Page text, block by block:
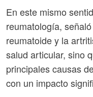
En este mismo
reumatología,
reumatoide y la
salud articular, sino
principales causas
con un impacto